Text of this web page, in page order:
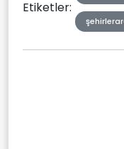
Etiketler: